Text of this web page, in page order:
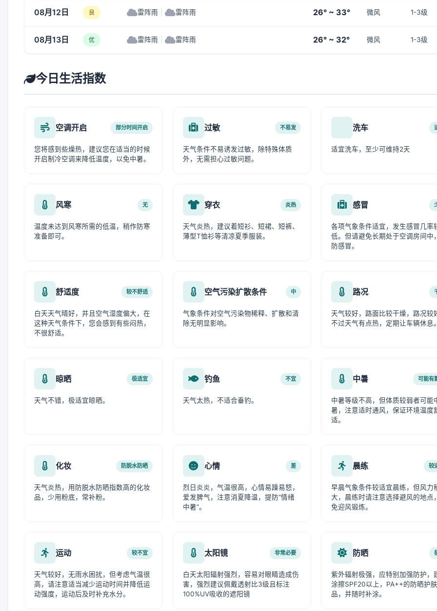
08月12日 良 雷阵雨 雷阵雨 26° ~ 33° 微风 1-3级
08月13日 优 雷阵雨 雷阵雨 26° ~ 32° 微风 1-3级
今日生活指数
空调开启 部分时间开启
您将感到些燥热，建议您在适当的时候
开启制冷空调来降低温度，以免中暑。
过敏 不易发
天气条件不易诱发过敏，除特殊体质
外，无需担心过敏问题。
洗车
适宜洗车，至少可维持2天
风寒 无
温度未达到风寒所需的低温，稍作防寒
准备即可。
穿衣 炎热
天气炎热，建议着短衫、短裙、短裤、
薄型T恤衫等清凉夏季服装。
感冒
各项气象条件适宜，发生感冒几率
低。但请避免长期处于空调房间中
防感冒。
舒适度 较不舒适
白天天气晴好，并且空气湿度偏大，在
这种天气条件下，您会感到有些闷热，
不很舒适。
空气污染扩散条件 中
气象条件对空气污染物稀释、扩散和清
除无明显影响。
路况
天气较好，路面比较干燥，路况较
不过天气有点热，定期让车辆休息
晾晒 极适宜
天气不错，极适宜晾晒。
钓鱼 不宜
天气太热，不适合垂钓。
中暑 可能有
中暑等级不高，但体质较弱者可能
暑，注意适时通风，保证环境温度
适。
化妆 防脱水防晒
天气炎热，用防脱水防晒指数高的化妆
品，少用粉底，常补粉。
心情 差
烈日炎炎，气温很高，心情易躁易怒，
爱发脾气，注意消夏降温，提防“情绪
中暑”。
晨练 较
早晨气象条件较适宜晨练，但风力
大，晨练时请注意选择避风的地点
免迎风锻炼。
运动 较不宜
天气较好，无雨水困扰，但考虑气温很
高，请注意适当减少运动时间并降低运
动强度，运动后及时补充水分。
太阳镜 非常必要
白天太阳辐射强烈，容易对眼睛造成伤
害，强烈建议佩戴透射比3级且标注
100%UV吸收的遮阳镜
防晒
紫外辐射极强，应特别加强防护，
涂擦SPF20以上，PA++的防晒护
品，并随时补涂。